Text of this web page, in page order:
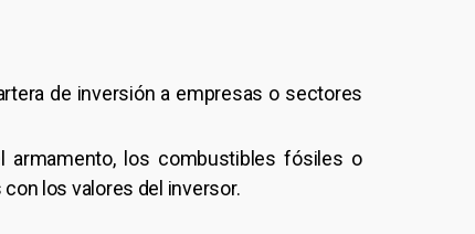
de inversión a empresas o sectores
armamento, los combustibles fósiles o
los valores del inversor.